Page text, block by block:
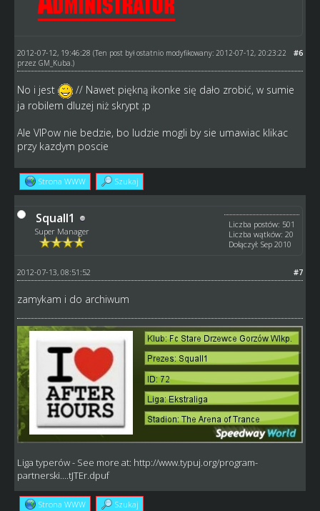
#6
2012-07-12, 19:46:28 (Ten post był ostatnio modyfikowany: 2012-07-12, 20:23:22
przez GM_Kuba.)
No i jest
// Nawet piękną ikonke się dało zrobić, w sumie
ja robilem dluzej niż skrypt ;p
Ale VIPow nie bedzie, bo ludzie mogli by sie umawiac klikac
przy kazdym poscie
Strona WWW Szukaj
Squall1
Super Manager
Liczba postów: 501
Liczba wątków: 20
Dołączył: Sep 2010
#7
2012-07-13, 08:51:52
zamykam i do archiwum
Liga typerów- See more at: http://www.typuj.org/program-
partnerski....tJTEr.dpuf
Strona WWW Szukaj